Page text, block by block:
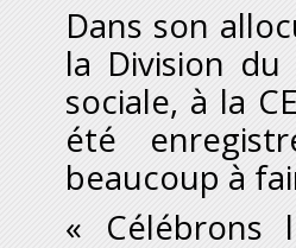
Dans son
la Division
sociale, à la
été
beaucoup à
« Célébrons